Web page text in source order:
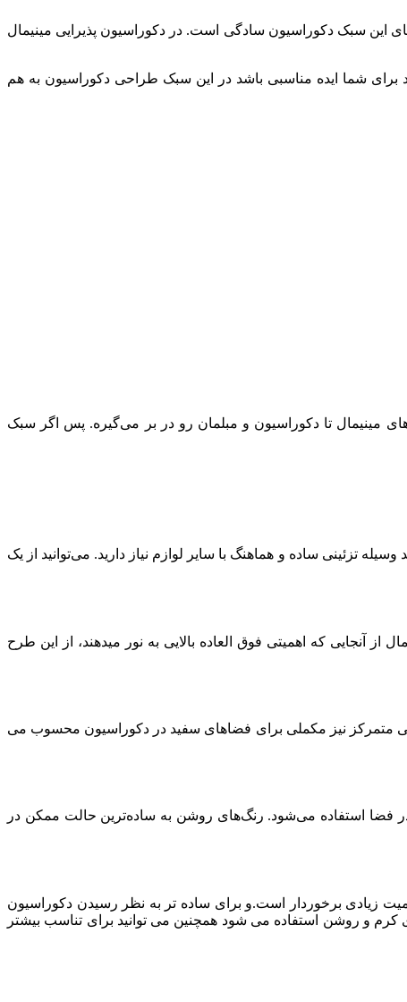
سبک دکوراسیون سادگی است. در دکوراسیون پذیرایی مینیمال
برای شما ایده مناسبی باشد در این سبک طراحی دکوراسیون به هم
مینیمال تا دکوراسیون و مبلمان رو در بر می‌گیره. پس اگر سبک
تزئینی ساده و هماهنگ با سایر لوازم نیاز دارید. می‌توانید از یک
آنجایی که اهمیتی فوق العاده بالایی به نور می­دهند، از این طرح
متمرکز نیز مکملی برای فضاهای سفید در دکوراسیون محسوب می
فضا استفاده می‌شود. رنگ‌های روشن به ساده‌ترین حالت ممکن در
زیادی برخوردار است.و برای ساده تر به نظر رسیدن دکوراسیون
کرم و روشن استفاده می شود همچنین می توانید برای تناسب بیشتر